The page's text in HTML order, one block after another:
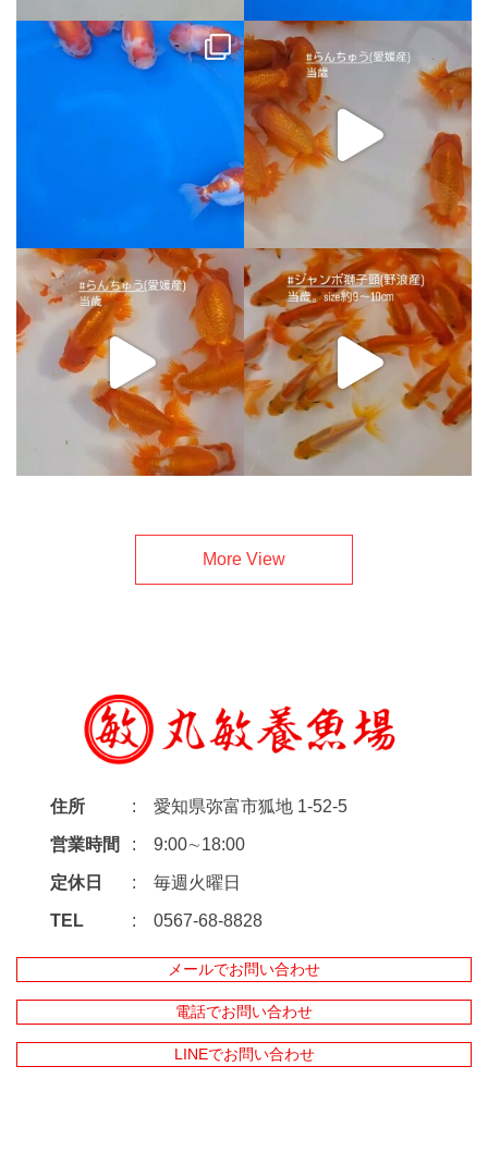
More View
住所 愛知県弥富市狐地 1-52-5
営業時間 9:00∼18:00
定休日 毎週火曜日
TEL 0567-68-8828
メールでお問い合わせ
電話でお問い合わせ
LINEでお問い合わせ